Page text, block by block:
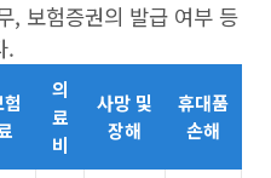
, 보험증권의 발급 여부 등
.
의
료
비
사망 및
장해
휴대품
손해